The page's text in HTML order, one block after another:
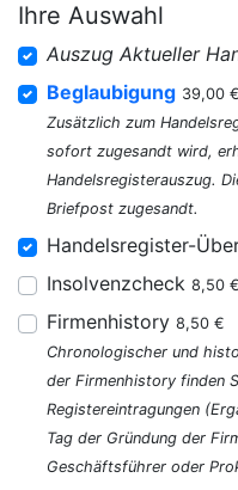
Ihre Auswahl
Auszug Aktueller
Beglaubigung 39,00 €
Zusätzlich zum
sofort zugesandt wird,
Handelsregisterauszug.
Briefpost zugesandt.
Handelsregister-
Insolvenzcheck 8,50 €
Firmenhistory 8,50 €
Chronologischer und
der Firmenhistory finden
Registereintragungen
Tag der Gründung der
Geschäftsführer oder